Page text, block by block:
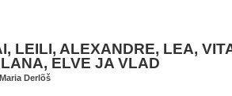
LEILI, ALEXANDRE, LEA,
ELVE JA VLAD
Derlõš